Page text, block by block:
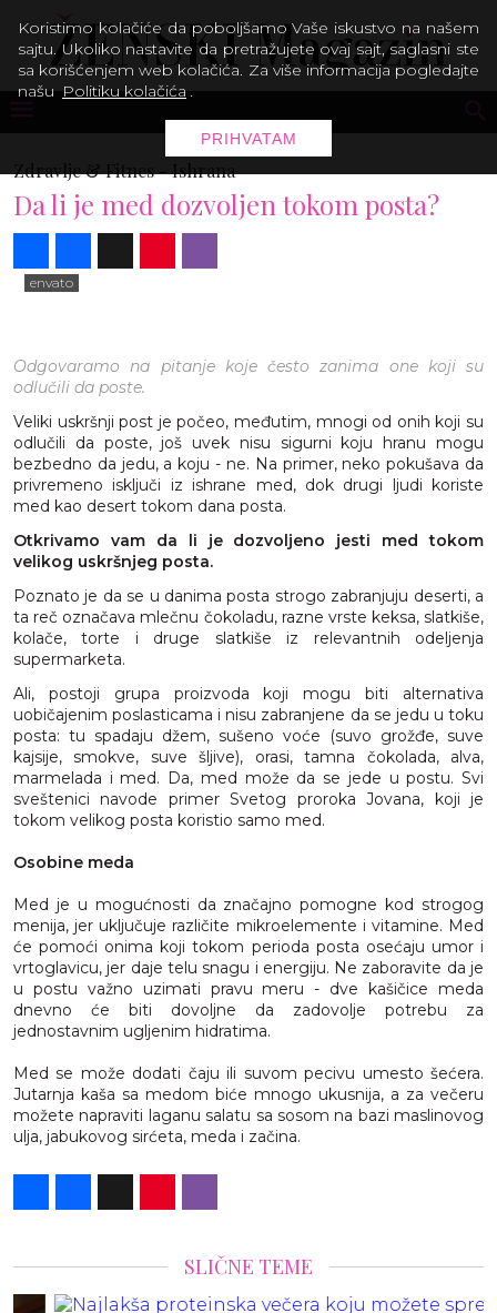
Zdravlje & Fitnes -Ishrana
Da li je med dozvoljen tokom posta?
envato
Odgovaramo na pitanje koje često zanima one koji su
odlučili da poste.
Veliki uskršnji post je počeo, međutim, mnogi od onih koji su
odlučili da poste, još uvek nisu sigurni koju hranu mogu
bezbedno da jedu, a koju - ne. Na primer, neko pokušava da
privremeno isključi iz ishrane med, dok drugi ljudi koriste
med kao desert tokom dana posta.
Otkrivamo vam da li je dozvoljeno jesti med tokom
velikog uskršnjeg posta.
Poznato je da se u danima posta strogo zabranjuju deserti, a
ta reč označava mlečnu čokoladu, razne vrste keksa, slatkiše,
kolače, torte i druge slatkiše iz relevantnih odeljenja
supermarketa.
Ali, postoji grupa proizvoda koji mogu biti alternativa
uobičajenim poslasticama i nisu zabranjene da se jedu u toku
posta: tu spadaju džem, sušeno voće (suvo grožđe, suve
kajsije, smokve, suve šljive), orasi, tamna čokolada, alva,
marmelada i med. Da, med može da se jede u postu. Svi
sveštenici navode primer Svetog proroka Jovana, koji je
tokom velikog posta koristio samo med.
Osobine meda
Med je u mogućnosti da značajno pomogne kod strogog
menija, jer uključuje različite mikroelemente i vitamine. Med
će pomoći onima koji tokom perioda posta osećaju umor i
vrtoglavicu, jer daje telu snagu i energiju. Ne zaboravite da je
u postu važno uzimati pravu meru - dve kašičice meda
dnevno će biti dovoljne da zadovolje potrebu za
jednostavnim ugljenim hidratima.
Med se može dodati čaju ili suvom pecivu umesto šećera.
Jutarnja kaša sa medom biće mnogo ukusnija, a za večeru
možete napraviti laganu salatu sa sosom na bazi maslinovog
ulja, jabukovog sirćeta, meda i začina.
SLIČNE TEME
Koristimo kolačiće da poboljšamo Vaše iskustvo na našem
sajtu. Ukoliko nastavite da pretražujete ovaj sajt, saglasni ste
sa korišćenjem web kolačića. Za više informacija pogledajte
našu Politiku kolačića .
PRIHVATAM